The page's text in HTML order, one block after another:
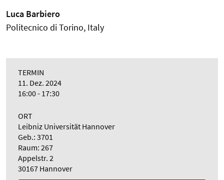
Luca Barbiero
Politecnico di Torino, Italy
TERMIN
11. Dez. 2024
16:00 - 17:30
ORT
Leibniz Universität Hannover
Geb.: 3701
Raum: 267
Appelstr. 2
30167 Hannover